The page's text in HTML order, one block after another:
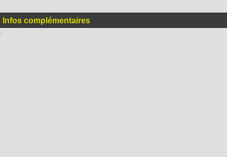
Infos complémentaires
.